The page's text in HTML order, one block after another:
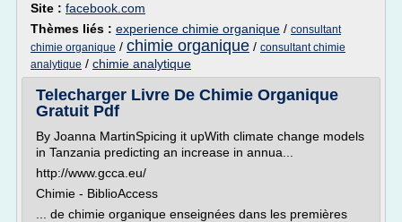
Site : facebook.com
Thèmes liés : experience chimie organique / consultant
chimie organique / chimie organique / consultant chimie
analytique / chimie analytique
Telecharger Livre De Chimie Organique
Gratuit Pdf
By Joanna MartinSpicing it upWith climate change models
in Tanzania predicting an increase in annua...
http://www.gcca.eu/
Chimie - BiblioAccess
... de chimie organique enseignées dans les premières